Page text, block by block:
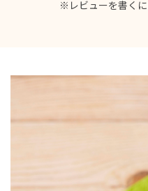
※レビューを書く